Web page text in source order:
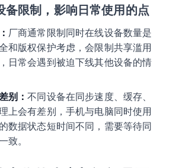
备限制，影响日常使用的点
厂商通常限制同时在线设备数量是
和版权保护考虑，会限制共享滥用
日常会遇到被迫下线其他设备的情
别：不同设备在同步速度、缓存、
上会有差别，手机与电脑同时使用
数据状态短时间不同，需要等待同
致。